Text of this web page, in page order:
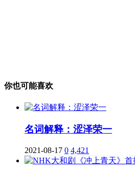
你也可能喜欢
名词解释：涩泽荣一
2021-08-17 0 4,421